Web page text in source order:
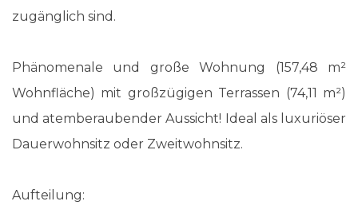
zugänglich sind.
Phänomenale und große Wohnung (157,48 m²
Wohnfläche) mit großzügigen Terrassen (74,11 m²)
und atemberaubender Aussicht! Ideal als luxuriöser
Dauerwohnsitz oder Zweitwohnsitz.
Aufteilung: